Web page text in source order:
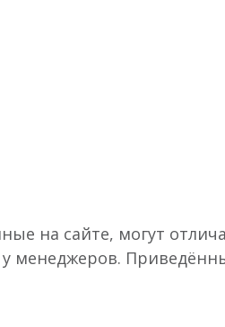
на сайте, могут
менеджеров.